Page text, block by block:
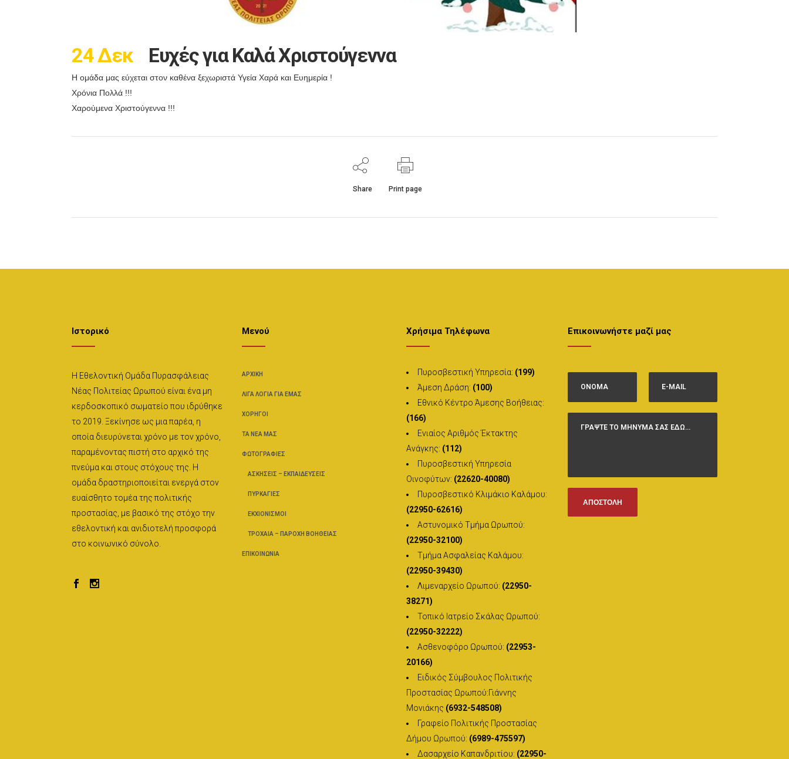
24 Δεκ Ευχές για Καλά Χριστούγεννα
Η ομάδα μας εύχεται στον καθένα ξεχωριστά Υγεία Χαρά και Ευημερία !
Χρόνια Πολλά !!!
Χαρούμενα Χριστούγεννα !!!
Share Print page
Ιστορικό
Η Εθελοντική Ομάδα Πυρασφάλειας
Νέας Πολιτείας Ωρωπού είναι ένα μη
κερδοσκοπικό σωματείο που ιδρύθηκε
το 2019. Ξεκίνησε ως μια παρέα, η
οποία διευρύνεται χρόνο με τον χρόνο,
παραμένοντας πιστή στο αρχικό της
πνεύμα και στους στόχους της. Η
ομάδα δραστηριοποιείται ενεργά στον
ευαίσθητο τομέα της πολιτικής
προστασίας, με βασικό της στόχο την
εθελοντική και ανιδιοτελή προσφορά
στο κοινωνικό σύνολο.
Μενού
ΑΡΧΙΚΉ
ΛΊΓΑ ΛΌΓΙΑ ΓΙΑ ΕΜΆΣ
ΧΟΡΗΓΟΊ
ΤΑ ΝΈΑ ΜΑΣ
ΦΩΤΟΓΡΑΦΊΕΣ
ΑΣΚΉΣΕΙΣ – ΕΚΠΑΙΔΕΎΣΕΙΣ
ΠΥΡΚΑΓΙΈΣ
ΕΚΧΙΟΝΙΣΜΟΊ
ΤΡΟΧΑΊΑ – ΠΑΡΟΧΉ ΒΟΗΘΕΊΑΣ
ΕΠΙΚΟΙΝΩΝΊΑ
Χρήσιμα Τηλέφωνα
Πυροσβεστική Υπηρεσία: (199)
Άμεση Δράση: (100)
Εθνικό Κέντρο Άμεσης Βοήθειας:
(166)
Ενιαίος Αριθμός Έκτακτης
Ανάγκης: (112)
Πυροσβεστική Υπηρεσία
Οινοφύτων: (22620-40080)
Πυροσβεστικό Κλιμάκιο Καλάμου:
(22950-62616)
Αστυνομικό Τμήμα Ωρωπού:
(22950-32100)
Τμήμα Ασφαλείας Καλάμου:
(22950-39430)
Λιμεναρχείο Ωρωπού: (22950-
38271)
Τοπικό Ιατρείο Σκάλας Ωρωπού:
(22950-32222)
Ασθενοφόρο Ωρωπού: (22953-
20166)
Ειδικός Σύμβουλος Πολιτικής
Προστασίας Ωρωπού:Γιάννης
Μονιάκης (6932-548508)
Γραφείο Πολιτικής Προστασίας
Δήμου Ωρωπού: (6989-475597)
Δασαρχείο Καπανδριτίου: (22950-
Επικοινωνήστε μαζί μας